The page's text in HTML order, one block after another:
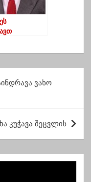
უფლებას
ვახო
კუჭავა შეცვლის